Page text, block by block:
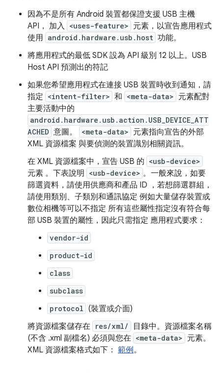
因為不是所有 Android 裝置都保證支援 USB 主機
API， 加入 <uses-feature> 元素，以宣告應用程式
使用 android.hardware.usb.host 功能。
將應用程式的最低 SDK 設為 API 級別 12 以上。USB
Host API 預測出的符記
如果您希望應用程式在連接 USB 裝置時收到通知，請
指定 <intent-filter> 和 <meta-data> 元素配對
主要活動中的
android.hardware.usb.action.USB_DEVICE_ATT
ACHED 意圖。 <meta-data> 元素指向宣告的外部
XML 資源檔案 與要偵測的裝置識別相關資訊。
在 XML 資源檔案中，宣告 USB 的 <usb-device>
元素 。下表說明 <usb-device> 。一般來說，如要
篩選資料，請使用供應商和產品 ID ，若想篩選群組，
請使用類別、子類別和通訊協定 例如大量儲存裝置或
數位相機等可以不指定 所有這些屬性指定沒有符合每
部 USB 裝置的屬性，因此只需指定 應用程式要求：
vendor-id
product-id
class
subclass
protocol (裝置或介面)
將資源檔案儲存在 res/xml/
目錄中。資源檔案名稱
(不含 .xml 副檔名) 必須與您在 <meta-data> 元素。
XML 資源檔案格式如下： 範例。